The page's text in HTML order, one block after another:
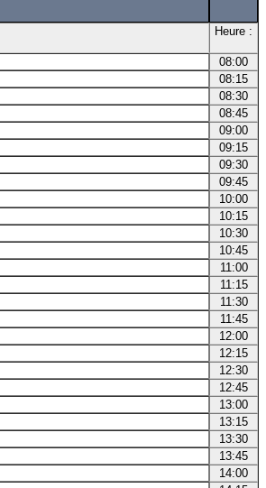
Heure :
08:00
08:15
08:30
08:45
09:00
09:15
09:30
09:45
10:00
10:15
10:30
10:45
11:00
11:15
11:30
11:45
12:00
12:15
12:30
12:45
13:00
13:15
13:30
13:45
14:00